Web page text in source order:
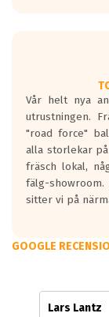
Vår helt nya
utrustningen.
"road force"
alla storlekar på
fräsch lokal,
fälg-
sitter vi på
GOOGLE
Lars Lantz